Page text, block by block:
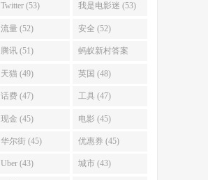
Twitter (53) 我是电影迷 (53)
流量 (52) 安全 (52)
腾讯 (51) 蚂蚁新村答案
(51)
天猫 (49) 英国 (48)
话费 (47) 工具 (47)
现金 (45) 电影 (45)
华尔街 (45) 优惠券 (45)
Uber (43) 城市 (43)